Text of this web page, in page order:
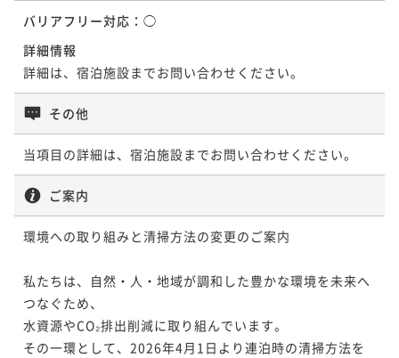
バリアフリー対応： ◯
詳細情報
詳細は、宿泊施設までお問い合わせください。
その他
当項目の詳細は、宿泊施設までお問い合わせください。
ご案内
環境への取り組みと清掃方法の変更のご案内
私たちは、自然・人・地域が調和した豊かな環境を未来へ
つなぐため、
水資源やCO₂排出削減に取り組んでいます。
その一環として、2026年4月1日より連泊時の清掃方法を